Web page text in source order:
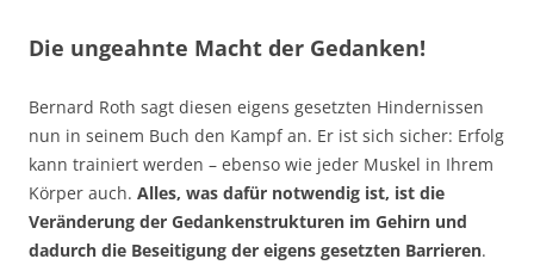
Die ungeahnte Macht der Gedanken!
Bernard Roth sagt diesen eigens gesetzten Hindernissen
nun in seinem Buch den Kampf an. Er ist sich sicher: Erfolg
kann trainiert werden – ebenso wie jeder Muskel in Ihrem
Körper auch. Alles, was dafür notwendig ist, ist die
Veränderung der Gedankenstrukturen im Gehirn und
dadurch die Beseitigung der eigens gesetzten Barrieren.